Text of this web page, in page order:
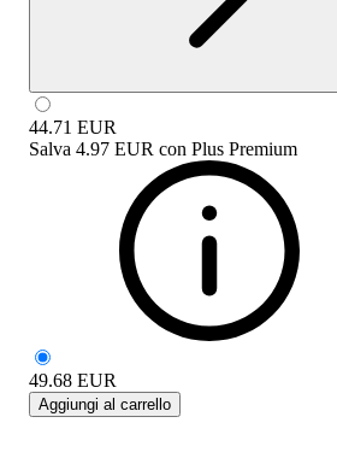
44.71 EUR
Salva 4.97 EUR con Plus Premium
49.68 EUR
Aggiungi al carrello